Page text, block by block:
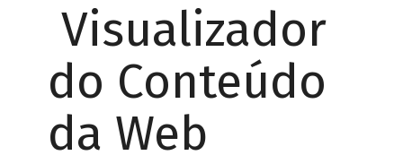
Visualizador
do Conteúdo
da Web